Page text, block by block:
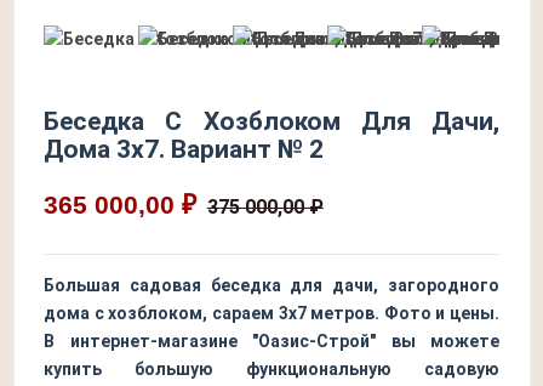
Беседка С Хозблоком Для Дачи,
Дома 3х7. Вариант № 2
365 000,00 ₽ 375 000,00 ₽
Большая садовая беседка для дачи, загородного
дома с хозблоком, сараем 3х7 метров. Фото и цены.
В интернет-магазине "Оазис-Строй" вы можете
купить большую функциональную садовую